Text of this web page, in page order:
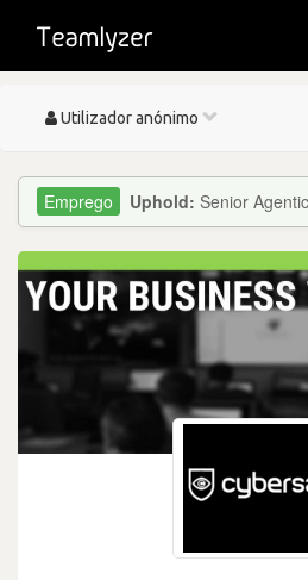
Toggle
Utilizador anónimo
Uphold: Senior